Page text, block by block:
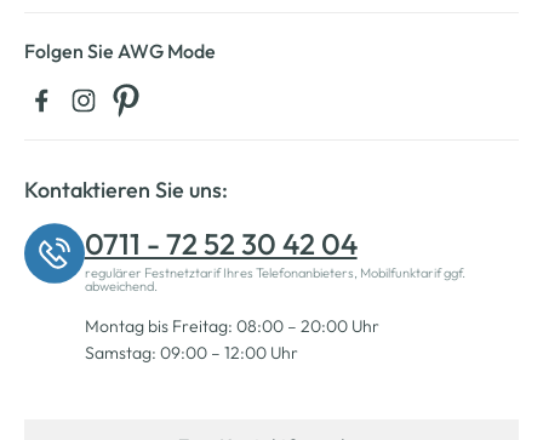
Folgen Sie AWG Mode
Kontaktieren Sie uns:
0711 - 72 52 30 42 04
regulärer Festnetztarif Ihres Telefonanbieters, Mobilfunktarif ggf.
abweichend.
Montag bis Freitag: 08:00 – 20:00 Uhr
Samstag: 09:00 – 12:00 Uhr